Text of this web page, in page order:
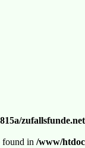
found in /www/